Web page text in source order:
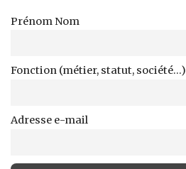
Prénom Nom
Fonction (métier, statut, société...)
Adresse e-mail